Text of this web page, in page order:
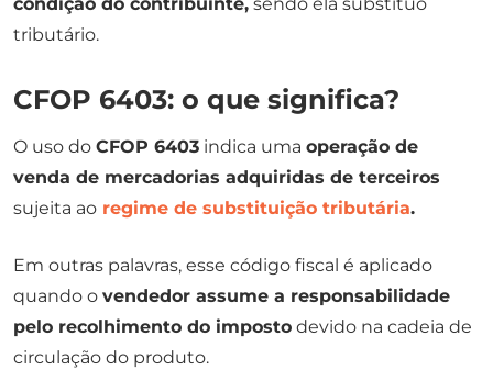
tributário.
CFOP 6403: o que significa?
O uso do CFOP 6403 indica uma operação de
venda de mercadorias adquiridas de terceiros
sujeita ao regime de substituição tributária.
Em outras palavras, esse código fiscal é aplicado
quando o vendedor assume a responsabilidade
pelo recolhimento do imposto devido na cadeia de
circulação do produto.